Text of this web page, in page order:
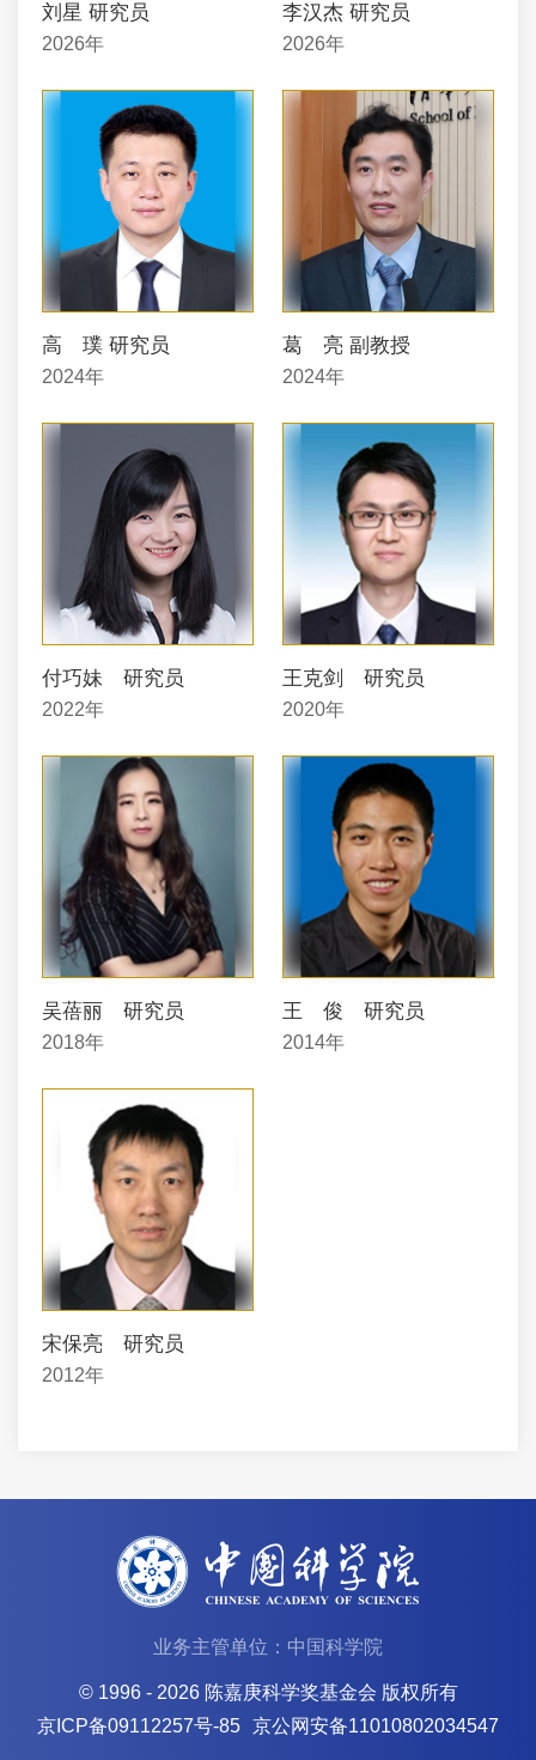
刘星 研究员
2026年
李汉杰 研究员
2026年
高 璞 研究员
2024年
葛 亮 副教授
2024年
付巧妹 研究员
2022年
王克剑 研究员
2020年
吴蓓丽 研究员
2018年
王 俊 研究员
2014年
宋保亮 研究员
2012年
业务主管单位：中国科学院
© 1996 - 2026 陈嘉庚科学奖基金会 版权所有
京ICP备09112257号-85 京公网安备11010802034547